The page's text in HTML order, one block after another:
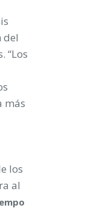
del
“Los
más
los
al